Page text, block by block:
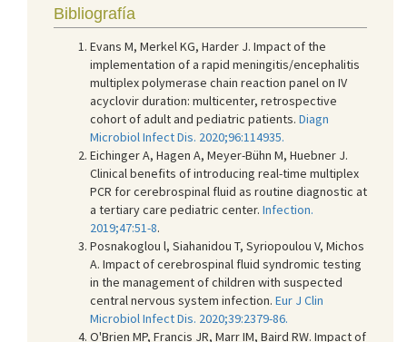
Bibliografía
Evans M, Merkel KG, Harder J. Impact of the
implementation of a rapid meningitis/encephalitis
multiplex polymerase chain reaction panel on IV
acyclovir duration: multicenter, retrospective
cohort of adult and pediatric patients. Diagn
Microbiol Infect Dis. 2020;96:114935.
Eichinger A, Hagen A, Meyer-Bühn M, Huebner J.
Clinical benefits of introducing real-time multiplex
PCR for cerebrospinal fluid as routine diagnostic at
a tertiary care pediatric center. Infection.
2019;47:51-8.
Posnakoglou l, Siahanidou T, Syriopoulou V, Michos
A. Impact of cerebrospinal fluid syndromic testing
in the management of children with suspected
central nervous system infection. Eur J Clin
Microbiol Infect Dis. 2020;39:2379-86.
O'Brien MP, Francis JR, Marr IM, Baird RW. Impact of